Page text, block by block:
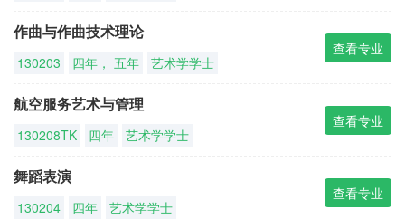
作曲与作曲技术理论
130203 四年， 五年 艺术学学士
查看专业
航空服务艺术与管理
130208TK 四年 艺术学学士
查看专业
舞蹈表演
130204 四年 艺术学学士
查看专业